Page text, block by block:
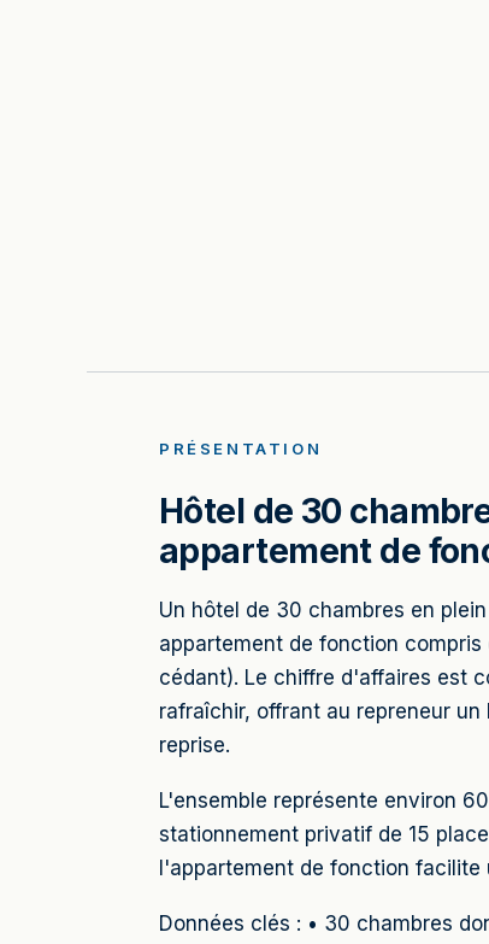
PRÉSENTATION
Hôtel de 30
appartement de
Un hôtel de 30 chambres en
appartement de fonction
cédant). Le chiffre d'affaires est
rafraîchir, offrant au repreneur
reprise.
L'ensemble représente environ
stationnement privatif de 15
l'appartement de fonction
Données clés : • 30 chambres